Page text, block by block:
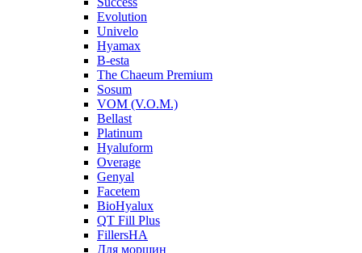
Evolution
Univelo
Hyamax
B-esta
The Chaeum Premium
Sosum
VOM (V.O.M.)
Bellast
Platinum
Hyaluform
Overage
Genyal
Facetem
BioHyalux
QT Fill Plus
FillersHA
Для морщин